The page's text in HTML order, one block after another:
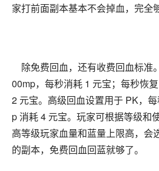
家打前面副本基本不会掉血，完全
除免费回血，还有收费回血标准
00mp，每秒消耗 1 元宝；每秒恢
2 元宝。高级回血设置用于 PK，
p 消耗 4 元宝。玩家可根据等级和
高等级玩家血量和蓝量上限高，会
的副本，免费回血回蓝就够了。